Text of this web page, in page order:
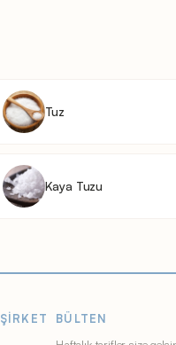
Tuz
Kaya Tuzu
ŞIRKET
BÜLTEN